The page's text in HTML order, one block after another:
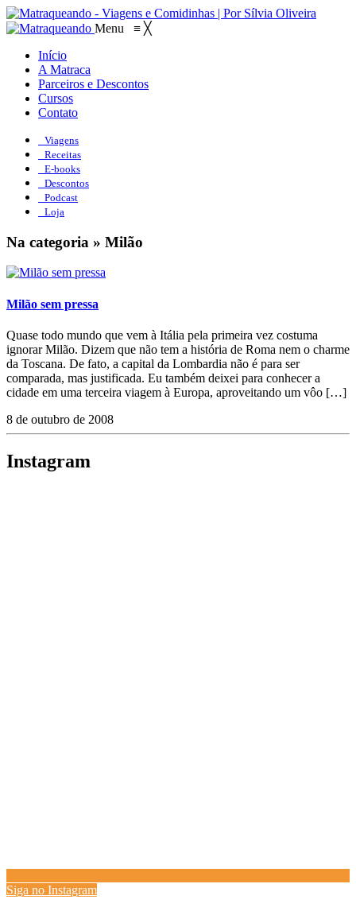
Menu ≡ ╳
Início
A Matraca
Parceiros e Descontos
Cursos
Contato
Viagens
Receitas
E-books
Descontos
Podcast
Loja
Na categoria » Milão
Milão sem pressa
Quase todo mundo que vem à Itália pela primeira vez costuma
ignorar Milão. Dizem que não tem a história de Roma nem o charme
da Toscana. De fato, a capital da Lombardia não é para ser
comparada, mas justificada. Eu também deixei para conhecer a
cidade em uma terceira viagem à Europa, aproveitando um vôo […]
8 de outubro de 2008
Instagram
Siga no Instagram